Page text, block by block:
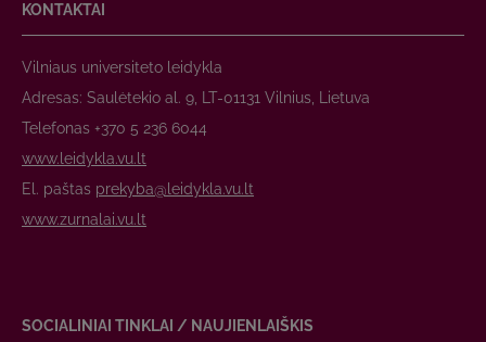
KONTAKTAI
Vilniaus universiteto leidykla
Adresas: Saulėtekio al. 9, LT-01131 Vilnius, Lietuva
Telefonas +370 5 236 6044
www.leidykla.vu.lt
El. paštas prekyba@leidykla.vu.lt
www.zurnalai.vu.lt
SOCIALINIAI TINKLAI / NAUJIENLAIŠKIS